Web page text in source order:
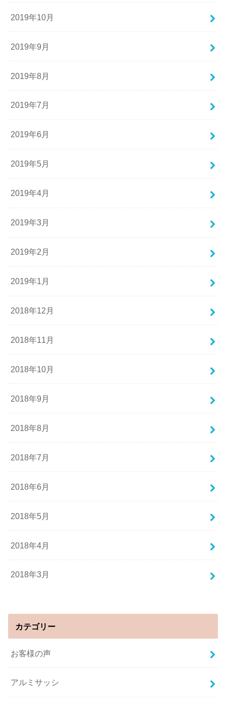
2019年10月
2019年9月
2019年8月
2019年7月
2019年6月
2019年5月
2019年4月
2019年3月
2019年2月
2019年1月
2018年12月
2018年11月
2018年10月
2018年9月
2018年8月
2018年7月
2018年6月
2018年5月
2018年4月
2018年3月
カテゴリー
お客様の声
アルミサッシ